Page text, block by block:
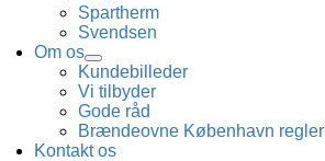
Spartherm
Svendsen
Om os
Kundebilleder
Vi tilbyder
Gode råd
Brændeovne København regler
Kontakt os